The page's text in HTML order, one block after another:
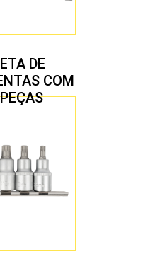
DE
COM